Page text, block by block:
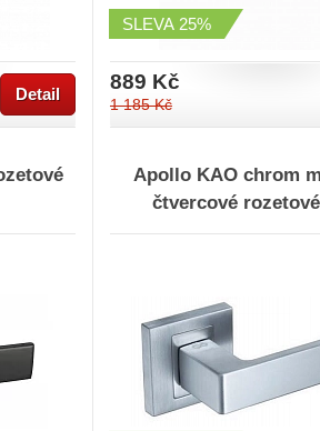
Detail
SLEVA 25%
889 Kč
1 185 Kč
Apollo KAO chrom
čtvercové